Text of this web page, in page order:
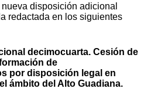
disposición adicional
redactada en los siguientes
decimocuarta. Cesión de
de
por disposición legal en
ámbito del Alto Guadiana.